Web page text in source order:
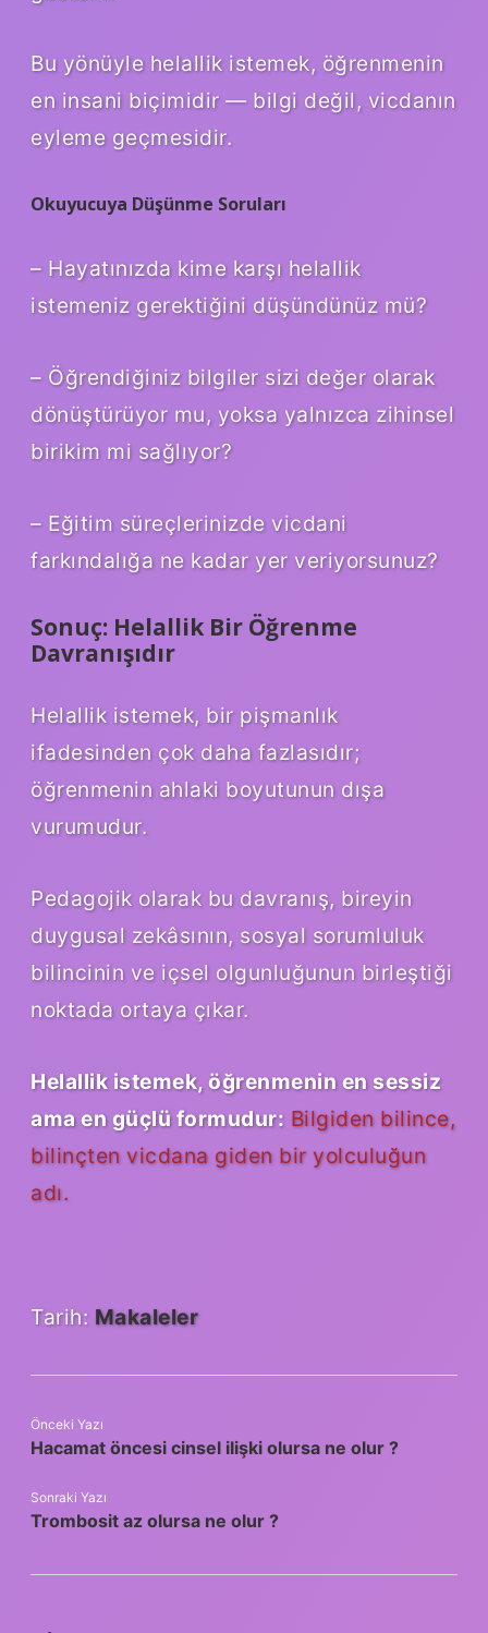
Bu yönüyle helallik istemek, öğrenmenin
en insani biçimidir — bilgi değil, vicdanın
eyleme geçmesidir.
Okuyucuya Düşünme Soruları
– Hayatınızda kime karşı helallik
istemeniz gerektiğini düşündünüz mü?
– Öğrendiğiniz bilgiler sizi değer olarak
dönüştürüyor mu, yoksa yalnızca zihinsel
birikim mi sağlıyor?
– Eğitim süreçlerinizde vicdani
farkındalığa ne kadar yer veriyorsunuz?
Sonuç: Helallik Bir Öğrenme
Davranışıdır
Helallik istemek, bir pişmanlık
ifadesinden çok daha fazlasıdır;
öğrenmenin ahlaki boyutunun dışa
vurumudur.
Pedagojik olarak bu davranış, bireyin
duygusal zekâsının, sosyal sorumluluk
bilincinin ve içsel olgunluğunun birleştiği
noktada ortaya çıkar.
Helallik istemek, öğrenmenin en sessiz
ama en güçlü formudur: Bilgiden bilince,
bilinçten vicdana giden bir yolculuğun
adı.
Tarih: Makaleler
Önceki Yazı
Hacamat öncesi cinsel ilişki olursa ne olur ?
Sonraki Yazı
Trombosit az olursa ne olur ?